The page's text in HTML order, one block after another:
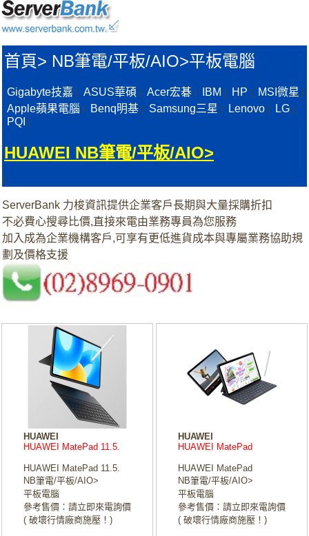
首頁> NB筆電/平板/AIO>平板電腦
Gigabyte技嘉 ASUS華碩 Acer宏碁 IBM HP MSI微星
Apple蘋果電腦 Benq明基 Samsung三星 Lenovo LG
PQI
HUAWEI NB筆電/平板/AIO>
ServerBank 力梭資訊提供企業客戶長期與大量採購折扣
不必費心搜尋比價,直接來電由業務專員為您服務
加入成為企業機構客戶,可享有更低進貨成本與專屬業務協助規
劃及價格支援
HUAWEI
HUAWEI MatePad 11.5.
HUAWEI MatePad 11.5.
NB筆電/平板/AIO>
平板電腦
參考售價：請立即來電詢價
( 破壞行情廠商施壓！)
HUAWEI
HUAWEI MatePad
HUAWEI MatePad
NB筆電/平板/AIO>
平板電腦
參考售價：請立即來電詢價
( 破壞行情廠商施壓！)